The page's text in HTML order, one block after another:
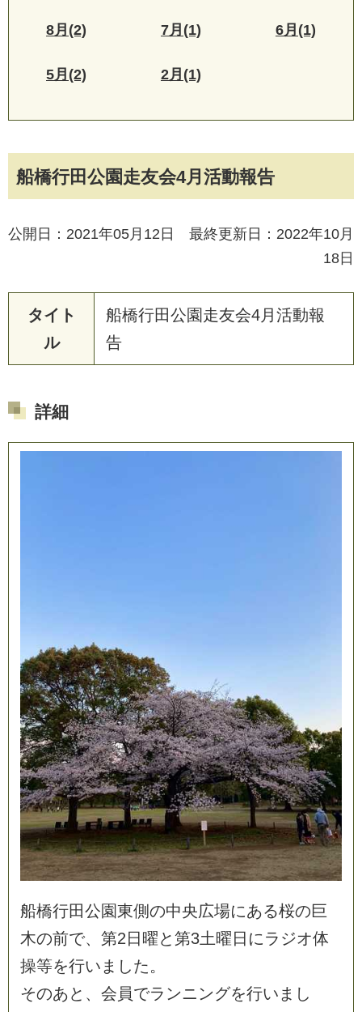
船橋行田公園走友会4月活動報告
公開日：2021年05月12日 最終更新日：2022年10月
18日
タイト
ル
船橋行田公園走友会4月 活動報
告
詳細
船橋行田公園東側の中央広場にある桜の巨
木の前で、 第2日曜と第3土曜日 にラ ジオ体
操等を行い ま した。
そのあと 、 会 員でラ ンニングを行い ま し
8月(2) 7月(1) 6月(1)
5月(2) 2月(1)